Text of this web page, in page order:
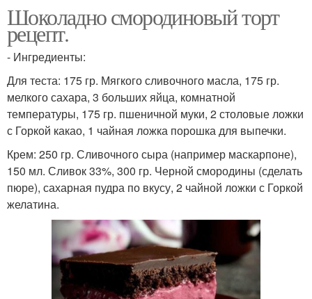
Шоколадно смородиновый торт
рецепт.
- Ингредиенты:
Для теста: 175 гр. Мягкого сливочного масла, 175 гр.
мелкого сахара, 3 больших яйца, комнатной
температуры, 175 гр. пшеничной муки, 2 столовые ложки
с Горкой какао, 1 чайная ложка порошка для выпечки.
Крем: 250 гр. Сливочного сыра (например маскарпоне),
150 мл. Сливок 33%, 300 гр. Черной смородины (сделать
пюре), сахарная пудра по вкусу, 2 чайной ложки с Горкой
желатина.